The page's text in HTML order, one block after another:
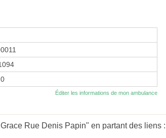
Éditer les informations de mon ambulance
Rue Denis Papin" en partant des liens :